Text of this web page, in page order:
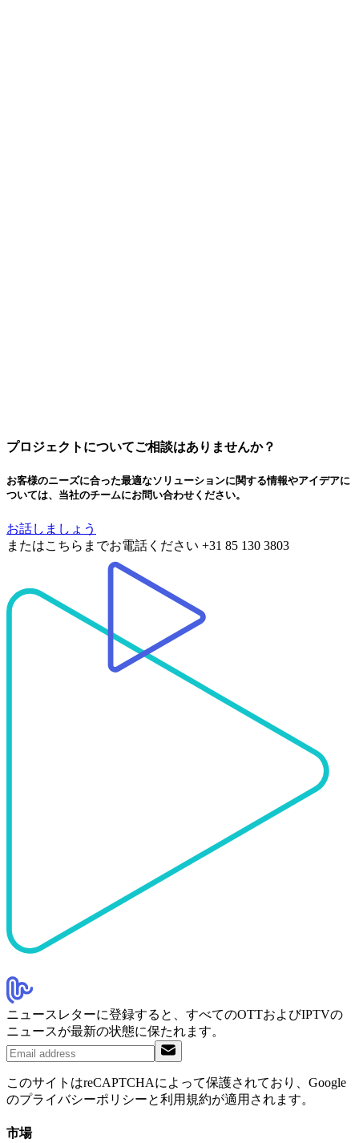
プロジェクトについてご相談はありませんか？
お客様のニーズに合った最適なソリューションに関する情報やアイデアに
ついては、当社のチームにお問い合わせください。
お話しましょう
またはこちらまでお電話ください +31 85 130 3803
ニュースレターに登録すると、すべてのOTTおよびIPTVの
ニュースが最新の状態に保たれます。
このサイトはreCAPTCHAによって保護されており、Google
のプライバシーポリシーと利用規約が適用されます。
市場